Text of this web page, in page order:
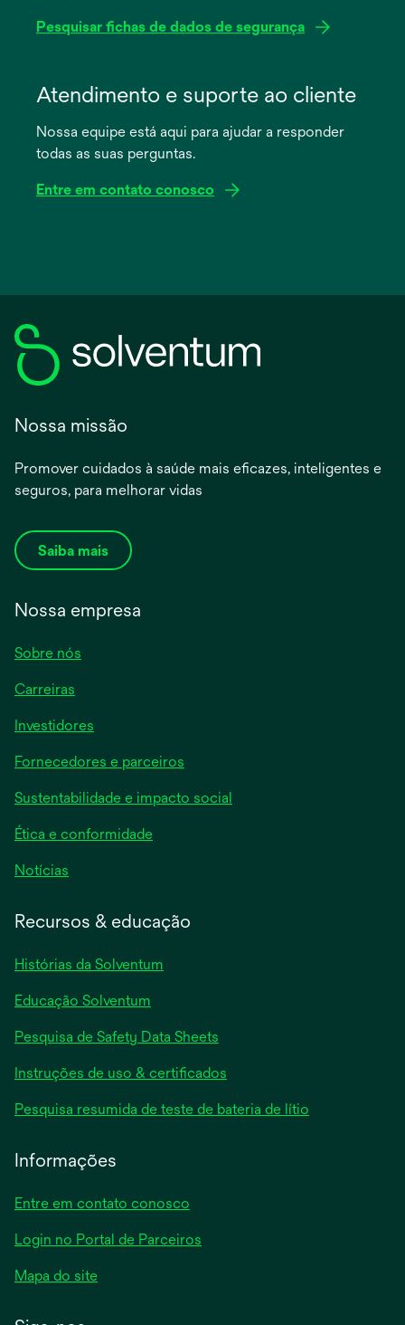
Pesquisar fichas de dados de segurança
nova
guia
Atendimento e suporte ao cliente
Nossa equipe está aqui para ajudar a responder
todas as suas perguntas.
Entre em contato conosco
Nossa missão
Promover cuidados à saúde mais eficazes, inteligentes e
seguros, para melhorar vidas
Saiba mais
Nossa empresa
Sobre nós
Carreiras
Investidores
Fornecedores e parceiros
Sustentabilidade e impacto social
Ética e conformidade
Notícias
Recursos & educação
Histórias da Solventum
Educação Solventum
Pesquisa de Safety Data Sheets
uma
nova
Instruções de uso & certificados
uma
Pesquisa resumida de teste de bateria de lítio
Informações
Entre em contato conosco
Login no Portal de Parceiros
Mapa do site